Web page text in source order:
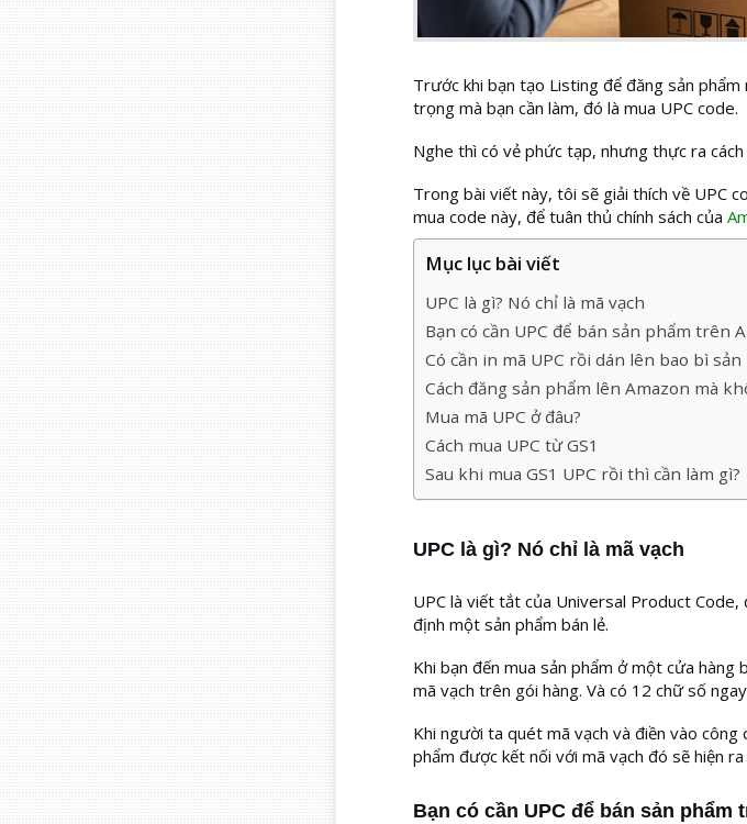
Trước khi bạn tạo Listing để đăng sản
trọng mà bạn cần làm, đó là mua UPC code.
Nghe thì có vẻ phức tạp, nhưng thực ra
Trong bài viết này, tôi sẽ giải thích về UPC
mua code này, để tuân thủ chính sách của
Mục lục bài viết
UPC là gì? Nó chỉ là mã vạch
Bạn có cần UPC để bán sản phẩm trên
Có cần in mã UPC rồi dán lên bao bì
Cách đăng sản phẩm lên Amazon mà
Mua mã UPC ở đâu?
Cách mua UPC từ GS1
Sau khi mua GS1 UPC rồi thì cần làm gì?
UPC là gì? Nó chỉ là mã vạch
UPC là viết tắt của Universal Product
định một sản phẩm bán lẻ.
Khi bạn đến mua sản phẩm ở một cửa hàng
mã vạch trên gói hàng. Và có 12 chữ số
Khi người ta quét mã vạch và điền vào
phẩm được kết nối với mã vạch đó sẽ hiện
Bạn có cần UPC để bán sản phẩm